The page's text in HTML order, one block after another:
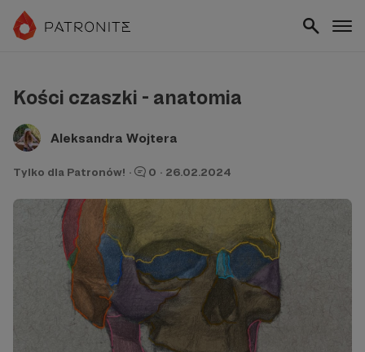
Kości czaszki - anatomia
Aleksandra Wojtera
Tylko dla Patronów! · 0 · 26.02.2024